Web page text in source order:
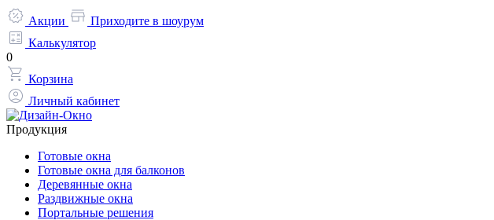
Акции
Приходите в шоурум
Калькулятор
0
Корзина
Личный кабинет
Продукция
Готовые окна
Готовые окна для балконов
Деревянные окна
Раздвижные окна
Портальные решения